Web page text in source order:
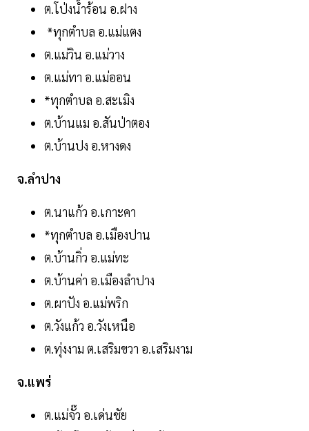
ต.โป่งน้ำร้อน อ.ฝาง
*ทุกตำบล อ.แม่แตง
ต.แม่วิน อ.แม่วาง
ต.แม่ทา อ.แม่ออน
*ทุกตำบล อ.สะเมิง
ต.บ้านแม อ.สันป่าตอง
ต.บ้านปง อ.หางดง
จ.ลำปาง
ต.นาแก้ว อ.เกาะคา
*ทุกตำบล อ.เมืองปาน
ต.บ้านกิ่ว อ.แม่ทะ
ต.บ้านค่า อ.เมืองลำปาง
ต.ผาปัง อ.แม่พริก
ต.วังแก้ว อ.วังเหนือ
ต.ทุ่งงาม ต.เสริมขวา อ.เสริมงาม
จ.แพร่
ต.แม่จั๊ว อ.เด่นชัย